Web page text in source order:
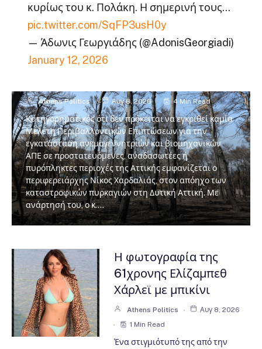
κυρίως του κ. Πολάκη. Η σημερινή τους…
pic.twitter.com/SqFP3usH0y
— Άδωνις Γεωργιάδης (@AdonisGeorgiadi)
January 12, 2026
Χαρδαλιάς: Καμία
ανεμογεννήτρια σε
καμένες και αναδασωτέες
Athens Politics Αυγ 8, 2026 4 Min Read
Κατηγορηματικός ότι δεν πρόκειται να εγκριθεί καμία
Μελέτη Περιβαλλοντικών Επιπτώσεων για την
εγκατάσταση ανεμογεννητριών και βιομηχανικών
ΑΠΕ σε προστατευόμενες, αναδασωτέες ή
πυρόπληκτες περιοχές της Αττικής εμφανίζεται ο
περιφερειάρχης Νίκος Χαρδαλιάς, στον απόηχο των
καταστροφικών πυρκαγιών στη Δυτική Αττική. Με
ανάρτησή του, ο κ.…
Η φωτογραφία της
61χρονης Ελίζαμπεθ
Χάρλεϊ με μπικίνι
Athens Politics
Αυγ 8, 2026
1 Min Read
Ένα στιγμιότυπό της από την